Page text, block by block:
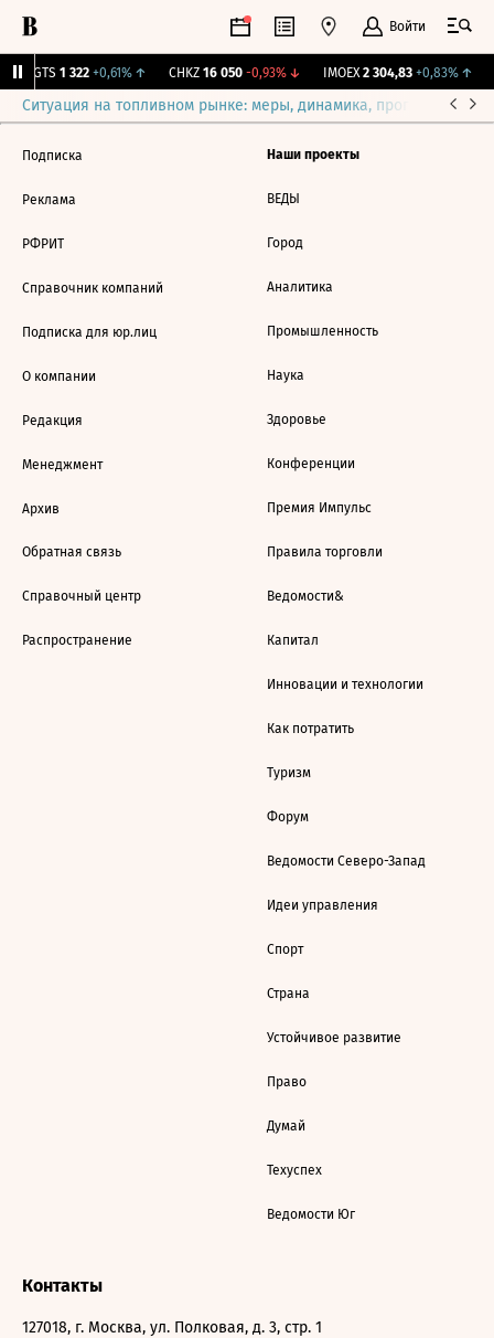
Войти
MGTS 1 322 +0,61%↑ CHKZ 16 050 -0,93%↓ IMOEX 2 304,83 +0,83%↑
Ситуация на топливном рынке: меры, динамика, прогнозы
Подписка
Реклама
РФРИТ
Справочник компаний
Подписка для юр.лиц
О компании
Редакция
Менеджмент
Архив
Обратная связь
Справочный центр
Распространение
Наши проекты
ВЕДЫ
Город
Аналитика
Промышленность
Наука
Здоровье
Конференции
Премия Импульс
Правила торговли
Ведомости&
Капитал
Инновации и технологии
Как потратить
Туризм
Форум
Ведомости Северо-Запад
Идеи управления
Спорт
Страна
Устойчивое развитие
Право
Думай
Техуспех
Ведомости Юг
Контакты
127018, г. Москва, ул. Полковая, д. 3, стр. 1